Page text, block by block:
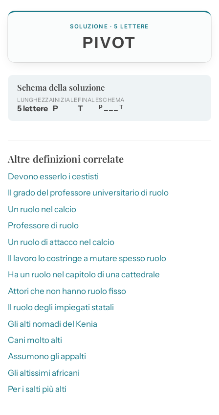
SOLUZIONE · 5 LETTERE
PIVOT
Schema della soluzione
LUNGHEZZA
5 lettere
INIZIALE
P
FINALE
T
SCHEMA
P___T
Altre definizioni correlate
Devono esserlo i cestisti
Il grado del professore universitario di ruolo
Un ruolo nel calcio
Professore di ruolo
Un ruolo di attacco nel calcio
Il lavoro lo costringe a mutare spesso ruolo
Ha un ruolo nel capitolo di una cattedrale
Attori che non hanno ruolo fisso
Il ruolo degli impiegati statali
Gli alti nomadi del Kenia
Cani molto alti
Assumono gli appalti
Gli altissimi africani
Per i salti più alti